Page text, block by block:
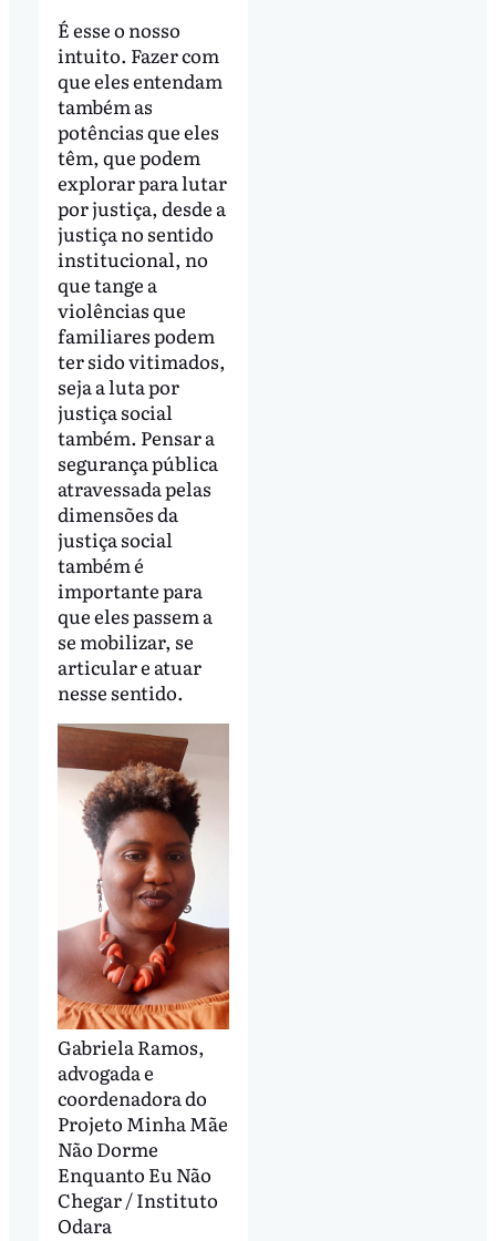
É esse o nosso
intuito. Fazer com
que eles entendam
também as
potências que eles
têm, que podem
explorar para lutar
por justiça, desde a
justiça no sentido
institucional, no
que tange a
violências que
familiares podem
ter sido vitimados,
seja a luta por
justiça social
também. Pensar a
segurança pública
atravessada pelas
dimensões da
justiça social
também é
importante para
que eles passem a
se mobilizar, se
articular e atuar
nesse sentido.
Gabriela Ramos,
advogada e
coordenadora do
Projeto Minha Mãe
Não Dorme
Enquanto Eu Não
Chegar / Instituto
Odara